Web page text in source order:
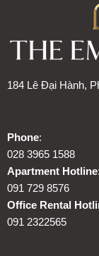
184 Lê Đại Hành,
Phone:
028 3965 1588
Apartment Hotline:
091 729 8576
Office Rental
091 2322565